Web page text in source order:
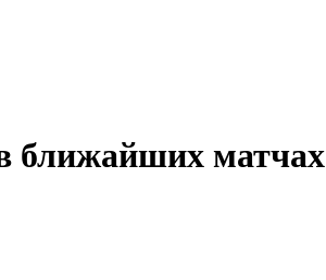
ближайших матчах